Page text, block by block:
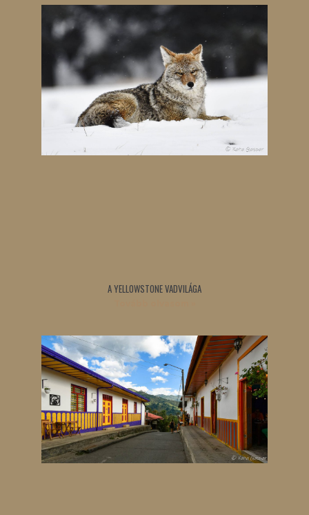
A YELLOWSTONE VADVILÁGA